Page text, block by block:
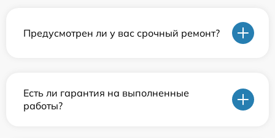
Предусмотрен ли у вас срочный ремонт?
Есть ли гарантия на выполненные
работы?